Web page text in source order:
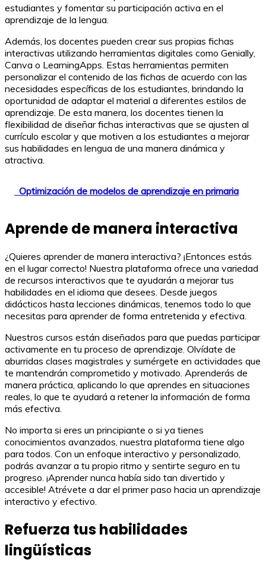
estudiantes y fomentar su participación activa en el
aprendizaje de la lengua.
Además, los docentes pueden crear sus propias fichas
interactivas utilizando herramientas digitales como Genially,
Canva o LearningApps. Estas herramientas permiten
personalizar el contenido de las fichas de acuerdo con las
necesidades específicas de los estudiantes, brindando la
oportunidad de adaptar el material a diferentes estilos de
aprendizaje. De esta manera, los docentes tienen la
flexibilidad de diseñar fichas interactivas que se ajusten al
currículo escolar y que motiven a los estudiantes a mejorar
sus habilidades en lengua de una manera dinámica y
atractiva.
Optimización de modelos de aprendizaje en primaria
Aprende de manera interactiva
¿Quieres aprender de manera interactiva? ¡Entonces estás
en el lugar correcto! Nuestra plataforma ofrece una variedad
de recursos interactivos que te ayudarán a mejorar tus
habilidades en el idioma que desees. Desde juegos
didácticos hasta lecciones dinámicas, tenemos todo lo que
necesitas para aprender de forma entretenida y efectiva.
Nuestros cursos están diseñados para que puedas participar
activamente en tu proceso de aprendizaje. Olvídate de
aburridas clases magistrales y sumérgete en actividades que
te mantendrán comprometido y motivado. Aprenderás de
manera práctica, aplicando lo que aprendes en situaciones
reales, lo que te ayudará a retener la información de forma
más efectiva.
No importa si eres un principiante o si ya tienes
conocimientos avanzados, nuestra plataforma tiene algo
para todos. Con un enfoque interactivo y personalizado,
podrás avanzar a tu propio ritmo y sentirte seguro en tu
progreso. ¡Aprender nunca había sido tan divertido y
accesible! Atrévete a dar el primer paso hacia un aprendizaje
interactivo y efectivo.
Refuerza tus habilidades
lingüísticas